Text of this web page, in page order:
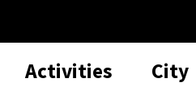
Activities City